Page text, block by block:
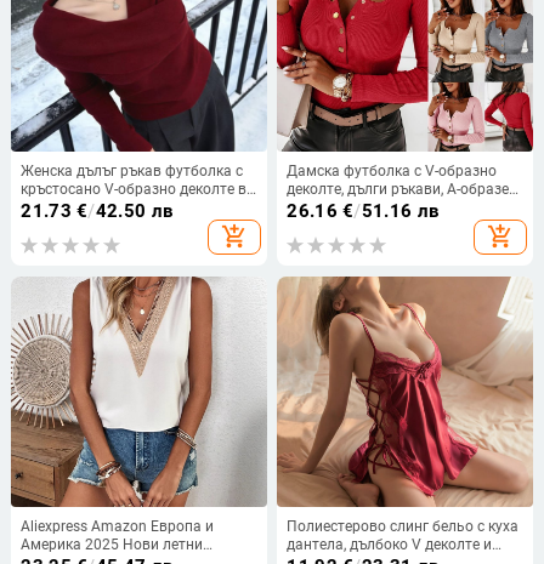
Женска дълъг ръкав футболка с
кръстосано V-образно деколте в
корейски стил, slim fit, топла
базова дреха за пролетно–
есенен и зимен сезон
21.73 €/42.50 лв
add_shopping_cart
Дамска футболка с V-образно
деколте, дълги ръкави, А-образен
силует, памучна материя
26.16 €/51.16 лв
add_shopping_cart
Aliexpress Amazon Европа и
Америка 2025 Нови летни
Полиестерово слинг бельо с куха
дантела, дълбоко V деколте и